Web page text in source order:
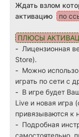
Ждать взлом
активацию
по
ПЛЮСЫ
- Лицензионная
Store).
- Можно
играть по сети с
- В игре будет
Live и новая игра
привязываются к
- Подробная
самостоятельно,